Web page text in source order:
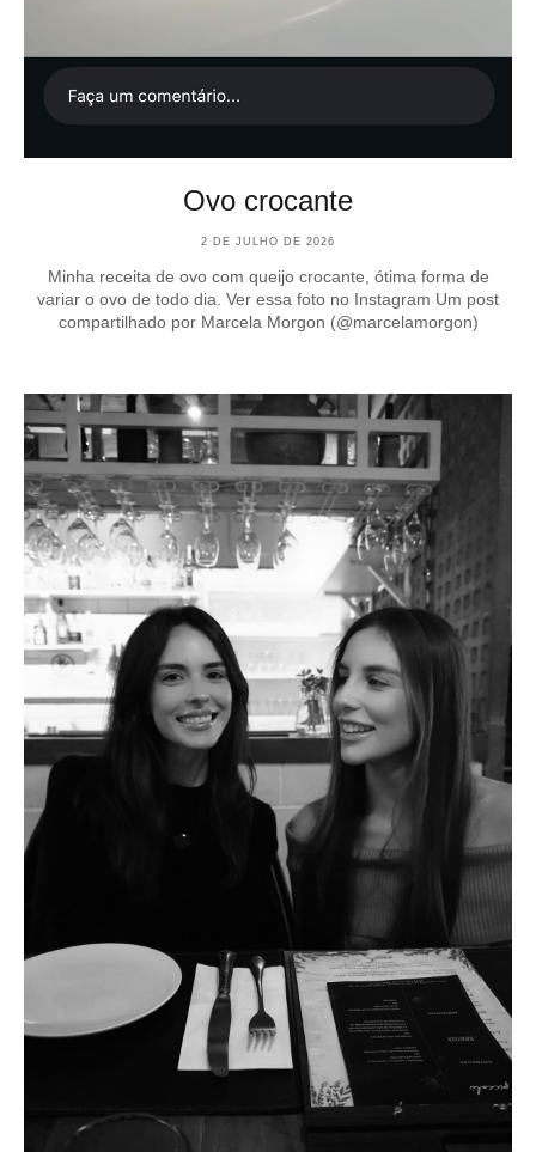
Ovo crocante
2 DE JULHO DE 2026
Minha receita de ovo com queijo crocante, ótima forma de
variar o ovo de todo dia. Ver essa foto no Instagram Um post
compartilhado por Marcela Morgon (@marcelamorgon)